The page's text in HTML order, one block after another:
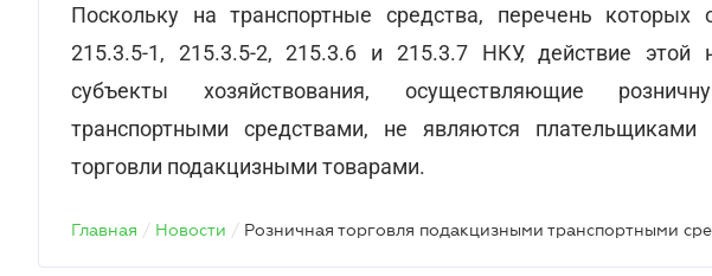
Поскольку на транспортные средства, перечень которых
215.3.5-1, 215.3.5-2, 215.3.6 и 215.3.7 НКУ, действие этой
субъекты хозяйствования, осуществляющие
транспортными средствами, не являются плательщиками
торговли подакцизными товарами.
Главная / Новости /